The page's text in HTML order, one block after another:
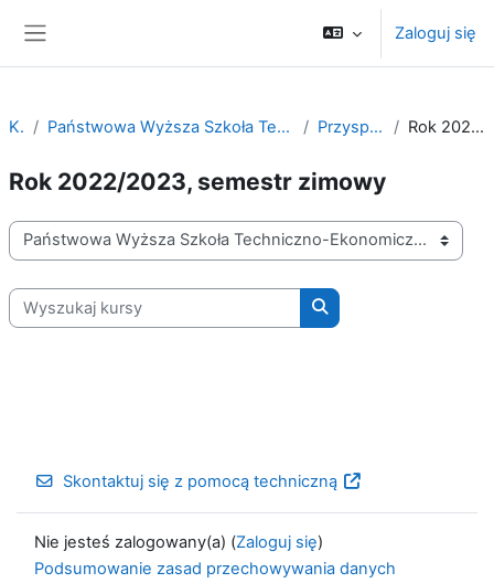
Zaloguj się
Kursy Państwowa Wyższa Szkoła Techniczno-Ekonomiczna im ks. Bronisława Markiewicza w Jarosławiu Przysposobienie biblioteczne Rok 2022/2023, semestr zimowy
Rok 2022/2023, semestr zimowy
Kategorie kursów
Wyszukaj kursy
Wyszukaj kursy
Skontaktuj się z pomocą techniczną
Nie jesteś zalogowany(a) (Zaloguj się)
Podsumowanie zasad przechowywania danych